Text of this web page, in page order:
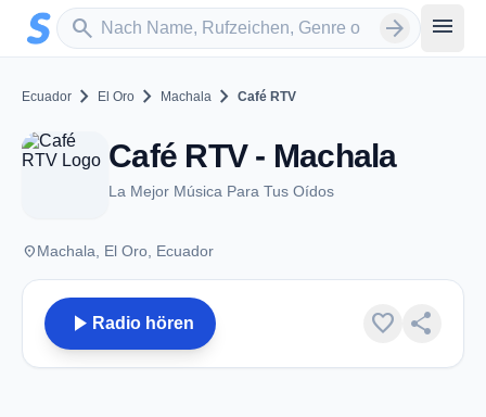
Zum Hauptinhalt springen
search
Sender suchen arrow_forward menu
Ecuador chevron_right El Oro chevron_right Machala chevron_right Café RTV
Café RTV - Machala
La Mejor Música Para Tus Oídos
placeMachala, El Oro, Ecuador
play_arrow Radio hören favorite share